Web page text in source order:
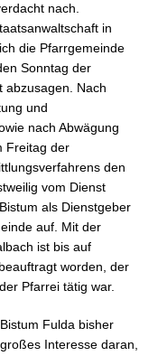
nach.
in
die Pfarrgemeinde
Sonntag der
abzusagen. Nach
und
nach Abwägung
Freitag der
den
vom Dienst
als Dienstgeber
auf. Mit der
ist bis auf
worden, der
Pfarrei tätig war.
Fulda bisher
Interesse daran,